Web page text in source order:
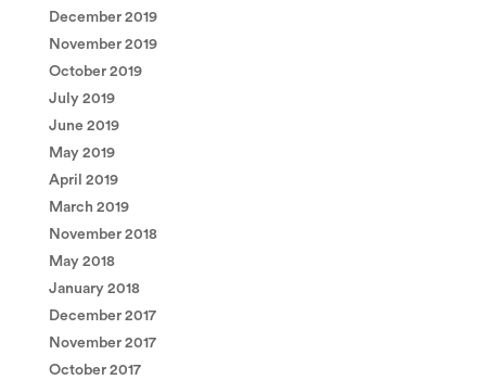
December 2019
November 2019
October 2019
July 2019
June 2019
May 2019
April 2019
March 2019
November 2018
May 2018
January 2018
December 2017
November 2017
October 2017